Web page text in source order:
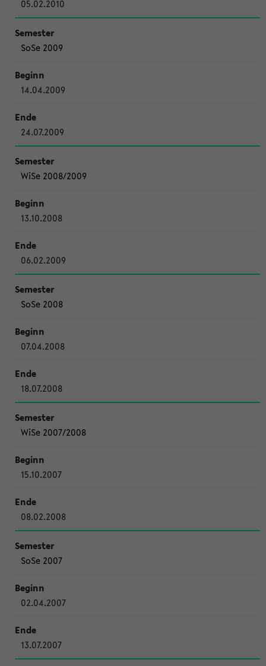
05.02.2010
SoSe 2009
14.04.2009
24.07.2009
WiSe 2008/2009
13.10.2008
06.02.2009
SoSe 2008
07.04.2008
18.07.2008
WiSe 2007/2008
15.10.2007
08.02.2008
SoSe 2007
02.04.2007
13.07.2007